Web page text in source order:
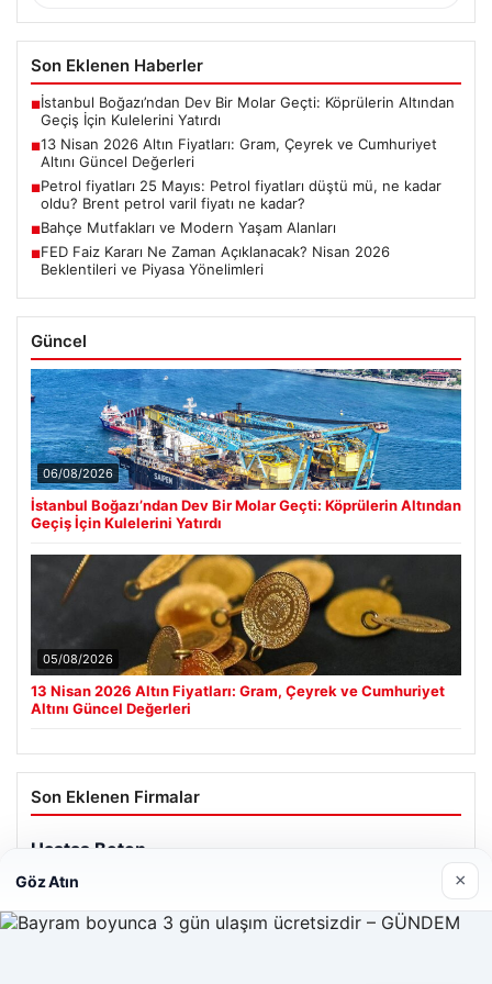
Son Eklenen Haberler
■İstanbul Boğazı’ndan Dev Bir Molar Geçti: Köprülerin Altından
Geçiş İçin Kulelerini Yatırdı
■13 Nisan 2026 Altın Fiyatları: Gram, Çeyrek ve Cumhuriyet
Altını Güncel Değerleri
■Petrol fiyatları 25 Mayıs: Petrol fiyatları düştü mü, ne kadar
oldu? Brent petrol varil fiyatı ne kadar?
■Bahçe Mutfakları ve Modern Yaşam Alanları
■FED Faiz Kararı Ne Zaman Açıklanacak? Nisan 2026
Beklentileri ve Piyasa Yönelimleri
Güncel
06/08/2026
İstanbul Boğazı’ndan Dev Bir Molar Geçti: Köprülerin Altından
Geçiş İçin Kulelerini Yatırdı
05/08/2026
13 Nisan 2026 Altın Fiyatları: Gram, Çeyrek ve Cumhuriyet
Altını Güncel Değerleri
Son Eklenen Firmalar
Göz Atın ×